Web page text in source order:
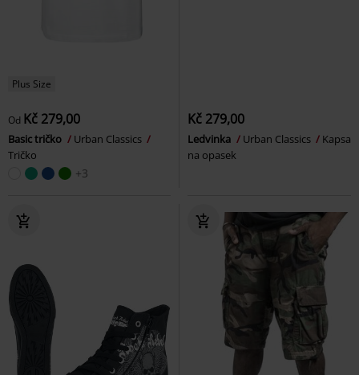
Plus Size
Od Kč 279,00
Basic tričko
Urban Classics
Tričko
+3
Kč 279,00
Ledvinka Urban Classics
Kapsa
na opasek